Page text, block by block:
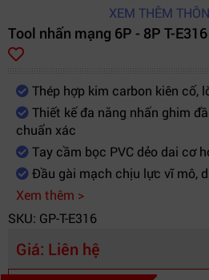
Vật liệu
tay bọc
Nhựa PVC
công thái học dẻo
Cơ cấu tính
năng tích
hợp
Nhấn gá mạch
dao cắt đuôi dây
Ứng dụng
thực tế
XEM THÊM
Tool nhấn mạng 6P - 8P T-E316
Thép hợp kim carbon kiên cố,
Thiết kế đa năng nhấn ghim
chuẩn xác
Tay cầm bọc PVC dẻo dai cơ
Đầu gài mạch chịu lực vĩ mô,
Xem thêm >
SKU: GP-T-E316
Giá: Liên hệ